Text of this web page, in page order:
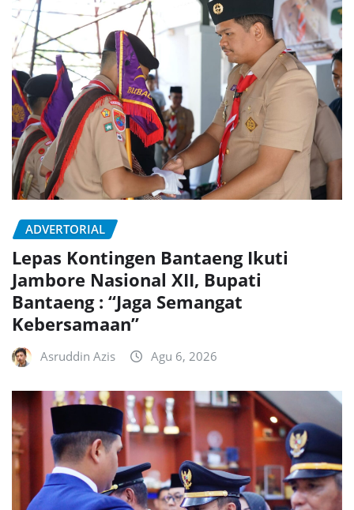
ADVERTORIAL
Lepas Kontingen Bantaeng Ikuti
Jambore Nasional XII, Bupati
Bantaeng : “Jaga Semangat
Kebersamaan”
Asruddin Azis Agu 6, 2026